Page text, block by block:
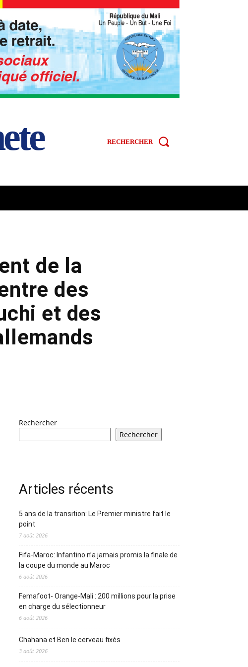
RECHERCHER
de la
des
et des
Rechercher
Rechercher
Articles récents
5 ans de la transition: Le Premier ministre fait le
point
7 août 2026
Fifa-Maroc: Infantino n’a jamais promis la finale de
la coupe du monde au Maroc
6 août 2026
Femafoot- Orange-Mali : 200 millions pour la prise
en charge du sélectionneur
6 août 2026
Chahana et Ben le cerveau fixés
3 août 2026